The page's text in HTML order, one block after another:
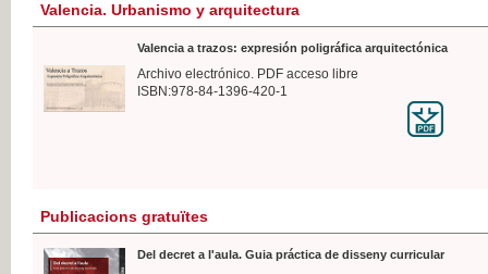
Valencia. Urbanismo y arquitectura
Valencia a trazos: expresión poligráfica arquitectónica
Archivo electrónico. PDF acceso libre
ISBN:978-84-1396-420-1
Publicacions gratuïtes
Del decret a l'aula. Guia práctica de disseny curricular